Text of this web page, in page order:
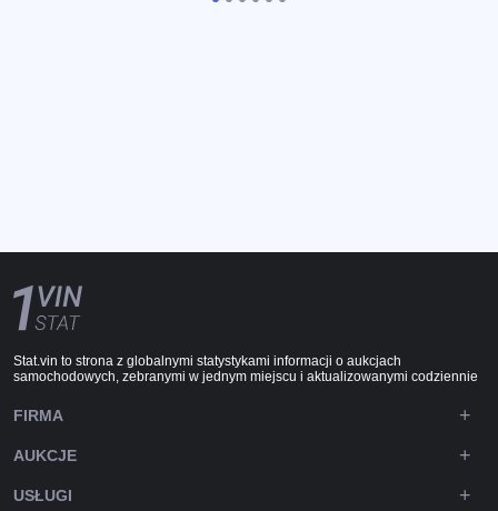
Stat.vin to strona z globalnymi statystykami informacji o aukcjach
samochodowych, zebranymi w jednym miejscu i aktualizowanymi codziennie
FIRMA
AUKCJE
USŁUGI